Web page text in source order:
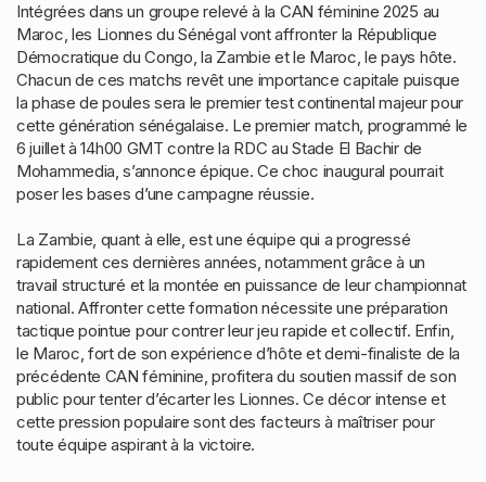
Intégrées dans un groupe relevé à la CAN féminine 2025 au
Maroc, les Lionnes du Sénégal vont affronter la République
Démocratique du Congo, la Zambie et le Maroc, le pays hôte.
Chacun de ces matchs revêt une importance capitale puisque
la phase de poules sera le premier test continental majeur pour
cette génération sénégalaise. Le premier match, programmé le
6 juillet à 14h00 GMT contre la RDC au Stade El Bachir de
Mohammedia, s’annonce épique. Ce choc inaugural pourrait
poser les bases d’une campagne réussie.
La Zambie, quant à elle, est une équipe qui a progressé
rapidement ces dernières années, notamment grâce à un
travail structuré et la montée en puissance de leur championnat
national. Affronter cette formation nécessite une préparation
tactique pointue pour contrer leur jeu rapide et collectif. Enfin,
le Maroc, fort de son expérience d’hôte et demi-finaliste de la
précédente CAN féminine, profitera du soutien massif de son
public pour tenter d’écarter les Lionnes. Ce décor intense et
cette pression populaire sont des facteurs à maîtriser pour
toute équipe aspirant à la victoire.